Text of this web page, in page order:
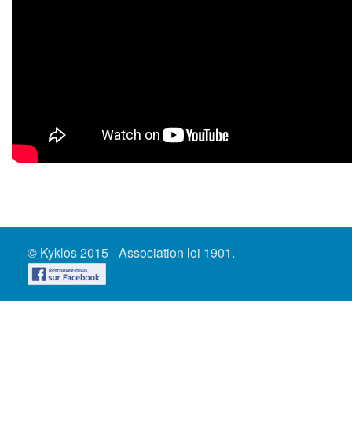
© Kyklos 2015 - Association loi 1901.